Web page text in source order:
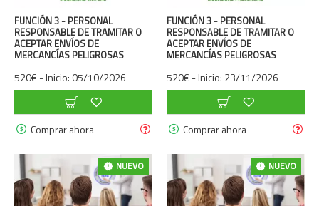
FUNCIÓN 3 - PERSONAL
RESPONSABLE DE TRAMITAR O
ACEPTAR ENVÍOS DE
MERCANCÍAS PELIGROSAS
520€ - Inicio: 05/10/2026
Comprar ahora
FUNCIÓN 3 - PERSONAL
RESPONSABLE DE TRAMITAR O
ACEPTAR ENVÍOS DE
MERCANCÍAS PELIGROSAS
520€ - Inicio: 23/11/2026
Comprar ahora
NUEVO NUEVO